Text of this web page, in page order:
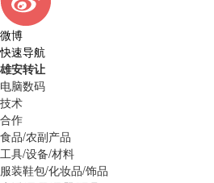
微博
快速导航
雄安转让
电脑数码
技术
合作
食品/农副产品
工具/设备/材料
服装鞋包/化妆品/饰品